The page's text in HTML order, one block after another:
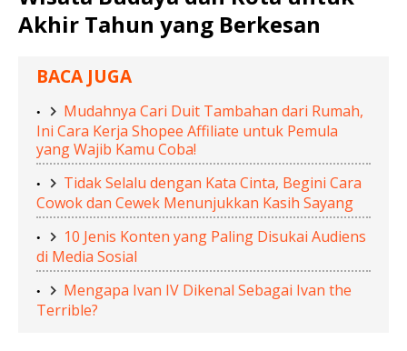
Akhir Tahun yang Berkesan
BACA JUGA
Mudahnya Cari Duit Tambahan dari Rumah,
Ini Cara Kerja Shopee Affiliate untuk Pemula
yang Wajib Kamu Coba!
Tidak Selalu dengan Kata Cinta, Begini Cara
Cowok dan Cewek Menunjukkan Kasih Sayang
10 Jenis Konten yang Paling Disukai Audiens
di Media Sosial
Mengapa Ivan IV Dikenal Sebagai Ivan the
Terrible?